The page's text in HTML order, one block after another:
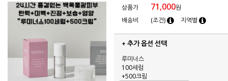
상품가 71,000원
배송비
(조건) 지역별
+ 추가 옵션 선택
루미너스
100세럼
+500크림